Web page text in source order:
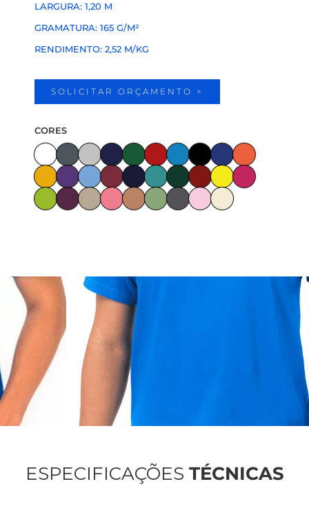
LARGURA: 1,20 M
GRAMATURA: 165 G/M²
RENDIMENTO: 2,52 M/KG
SOLICITAR ORÇAMENTO >
CORES
ESPECIFICAÇÕES TÉCNICAS